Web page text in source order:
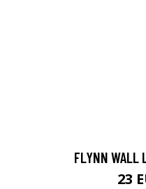
FLYNN WALL
23